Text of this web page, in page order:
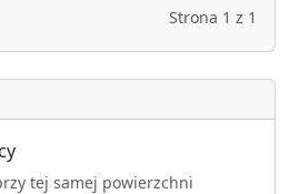
Strona 1 z 1
tej samej powierzchni